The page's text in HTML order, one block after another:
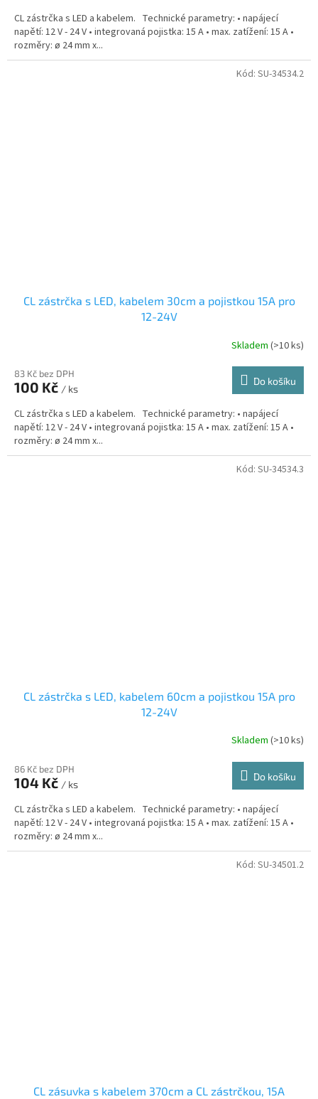
CL zástrčka s LED a kabelem. Technické parametry: • napájecí
napětí: 12 V - 24 V • integrovaná pojistka: 15 A • max. zatížení: 15 A •
rozměry: ø 24 mm x...
CL zástrčka s LED, kabelem 30cm a pojistkou 15A pro
12-24V
Skladem (>10 ks)
83 Kč bez DPH
100 Kč / ks
Do košíku
CL zástrčka s LED a kabelem. Technické parametry: • napájecí
napětí: 12 V - 24 V • integrovaná pojistka: 15 A • max. zatížení: 15 A •
rozměry: ø 24 mm x...
Kód: SU-34534.2
CL zástrčka s LED, kabelem 60cm a pojistkou 15A pro
12-24V
Skladem (>10 ks)
86 Kč bez DPH
104 Kč / ks
Do košíku
CL zástrčka s LED a kabelem. Technické parametry: • napájecí
napětí: 12 V - 24 V • integrovaná pojistka: 15 A • max. zatížení: 15 A •
rozměry: ø 24 mm x...
Kód: SU-34534.3
CL zásuvka s kabelem 370cm a CL zástrčkou, 15A
Kód: SU-34501.2